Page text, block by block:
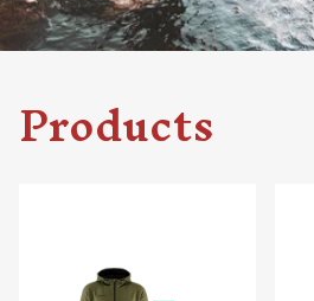
Products